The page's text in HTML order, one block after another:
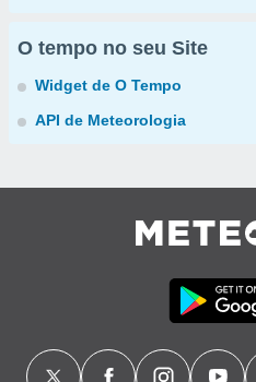
O tempo no seu Site
Widget de O Tempo
API de Meteorologia